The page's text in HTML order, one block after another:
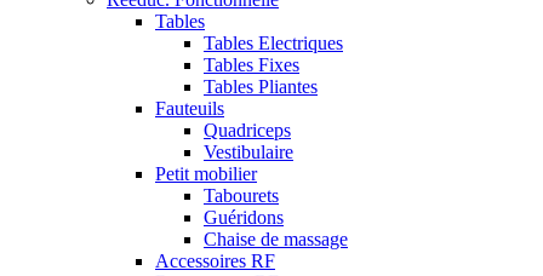
Tables
Tables Electriques
Tables Fixes
Tables Pliantes
Fauteuils
Quadriceps
Vestibulaire
Petit mobilier
Tabourets
Guéridons
Chaise de massage
Accessoires RF